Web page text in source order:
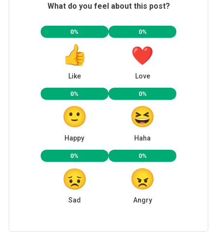
What do you feel about this post?
0%
Like
0%
Love
0%
Happy
0%
Haha
0%
Sad
0%
Angry